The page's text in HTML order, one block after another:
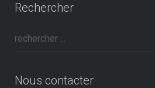
Rechercher
Nous contacter